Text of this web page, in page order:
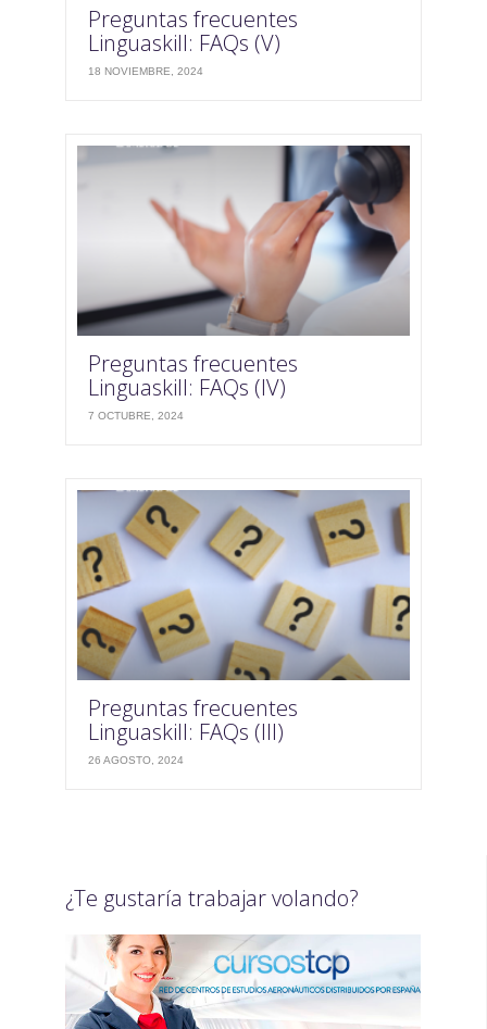
Preguntas frecuentes
Linguaskill: FAQs (V)
18 NOVIEMBRE, 2024
Preguntas frecuentes
Linguaskill: FAQs (IV)
7 OCTUBRE, 2024
Preguntas frecuentes
Linguaskill: FAQs (III)
26 AGOSTO, 2024
¿Te gustaría trabajar volando?